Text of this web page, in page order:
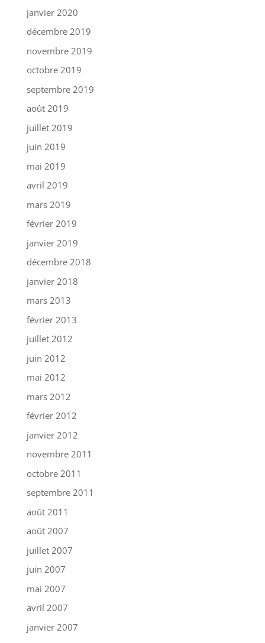
janvier 2020
décembre 2019
novembre 2019
octobre 2019
septembre 2019
août 2019
juillet 2019
juin 2019
mai 2019
avril 2019
mars 2019
février 2019
janvier 2019
décembre 2018
janvier 2018
mars 2013
février 2013
juillet 2012
juin 2012
mai 2012
mars 2012
février 2012
janvier 2012
novembre 2011
octobre 2011
septembre 2011
août 2011
août 2007
juillet 2007
juin 2007
mai 2007
avril 2007
janvier 2007